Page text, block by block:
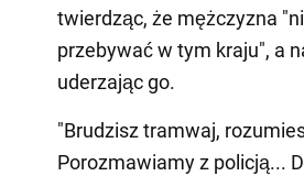
twierdząc, że mężczyzna
przebywać w tym kraju", a
uderzając go.
"Brudzisz tramwaj,
Porozmawiamy z policją...